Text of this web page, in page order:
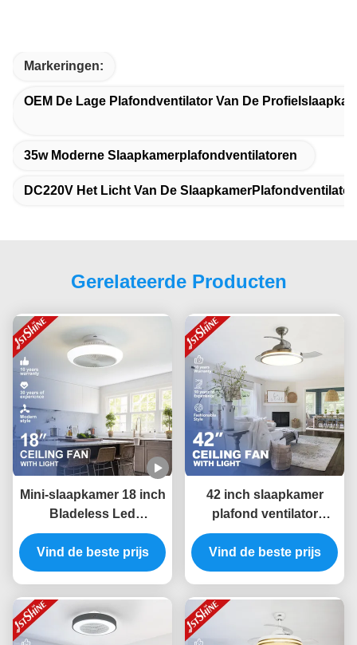
Markeringen:
OEM De Lage Plafondventilator Van De
35w Moderne Slaapkamerplafondventilatoren
DC220V Het Licht Van De SlaapkamerPlafondventilator
Gerelateerde Producten
Mini-slaapkamer 18 inch
Bladeless Led
Plafondventilator Dc
Motor 6 snelheid
afstandsbediening
Vind de beste prijs
42 inch slaapkamer
plafond ventilator
controle onzichtbare
kamer ventilator licht
laag geluid
Vind de beste prijs